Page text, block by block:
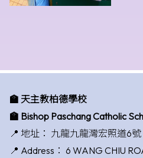
🏫 天主教柏德學校
🏫 Bishop Paschang Catholic
📍 地址： 九龍九龍灣宏照道6號
📍 Address： 6 WANG CHIU